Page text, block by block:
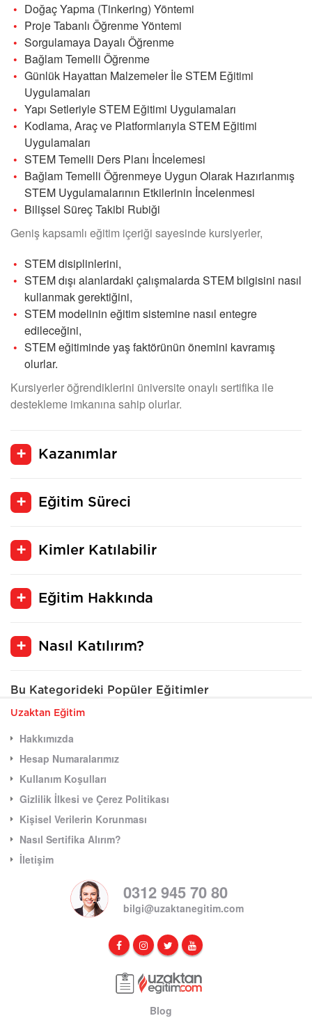
Doğaç Yapma (Tinkering) Yöntemi
Proje Tabanlı Öğrenme Yöntemi
Sorgulamaya Dayalı Öğrenme
Bağlam Temelli Öğrenme
Günlük Hayattan Malzemeler İle STEM Eğitimi
Uygulamaları
Yapı Setleriyle STEM Eğitimi Uygulamaları
Kodlama, Araç ve Platformlarıyla STEM Eğitimi
Uygulamaları
STEM Temelli Ders Planı İncelemesi
Bağlam Temelli Öğrenmeye Uygun Olarak Hazırlanmış
STEM Uygulamalarının Etkilerinin İncelenmesi
Bilişsel Süreç Takibi Rubiği
Geniş kapsamlı eğitim içeriği sayesinde kursiyerler,
STEM disiplinlerini,
STEM dışı alanlardaki çalışmalarda STEM bilgisini nasıl
kullanmak gerektiğini,
STEM modelinin eğitim sistemine nasıl entegre
edileceğini,
STEM eğitiminde yaş faktörünün önemini kavramış
olurlar.
Kursiyerler öğrendiklerini üniversite onaylı sertifika ile
destekleme imkanına sahip olurlar.
Kazanımlar
Eğitim Süreci
Kimler Katılabilir
Eğitim Hakkında
Nasıl Katılırım?
Bu Kategorideki Popüler Eğitimler
Uzaktan Eğitim
Hakkımızda
Hesap Numaralarımız
Kullanım Koşulları
Gizlilik İlkesi ve Çerez Politikası
Kişisel Verilerin Korunması
Nasıl Sertifika Alırım?
İletişim
0312 945 70 80
bilgi@uzaktanegitim.com
Blog